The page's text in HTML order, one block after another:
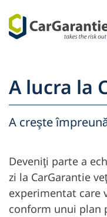
Service
Firme
A lucra la
A creşte
Deveniţi parte a
zi la CarGarantie
experimentat care
conform unui plan